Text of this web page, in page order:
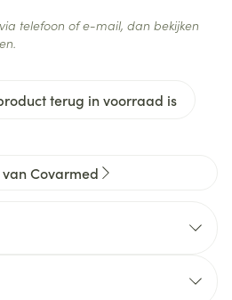
terug in voorraad is
telefoon of e-mail, dan bekijken
Covarmed